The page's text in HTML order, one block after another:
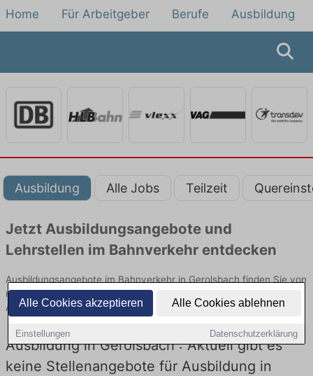
Alle Cookies akzeptieren Alle Cookies ablehnen
Einstellungen Datenschutzerklärung
Home Für Arbeitgeber Berufe Ausbildung
Ausbildung Alle Jobs Teilzeit
Jetzt Ausbildungsangebote und
Lehrstellen im Bahnverkehr entdecken
Ausbildungsangebote im Bahnverkehr in Gerolsbach finden Sie von
namhaften Firmen. Entdecken Sie freie Optionen von Top-
Arbeitgebern und bewerben Sie sich noch heute.
Ausbildung in Gerolsbach : Aktuell gibt es
keine Stellenangebote für Ausbildung in